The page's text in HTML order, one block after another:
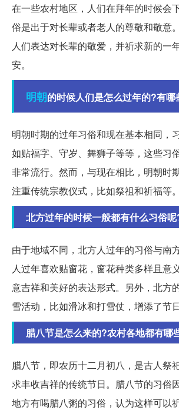
在一些农村地区，人们在拜年的时候会
俗是出于对长辈或者老人的尊敬和敬意
人们表达对长辈的敬爱，并祈求新的一
安。
明朝的时候人们是怎么过年的?有哪
明朝时期的过年习俗和现在基本相同，
如贴福字、守岁、舞狮子等等，这些习
非常流行。然而，与现在相比，明朝时
注重传统宗教仪式，比如祭祖和祈福等。
北方过年的时候一般都有什么习俗呢
由于地域不同，北方人过年的习俗与南
人过年喜欢贴窗花，窗花种类多样且意
意吉祥和美好的表达形式。另外，北方
雪活动，比如滑冰和打雪仗，增添了节
腊八节是怎么来的?农村各地都有哪
腊八节，即农历十二月初八，是古人祭
求丰收吉祥的传统节日。腊八节的习俗
地方有喝腊八粥的习俗，认为这样可以